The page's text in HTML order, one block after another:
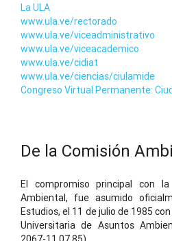
La ULA
www.ula.ve/rectorado
www.ula.ve/viceadministrativo
www.ula.ve/viceacademico
www.ula.ve/cidiat
www.ula.ve/ciencias/ciulamide
Congreso Virtual Permanente:
De la Comisión
El compromiso principal con
Ambiental, fue asumido
Estudios, el 11 de julio de 1985
Universitaria de Asuntos